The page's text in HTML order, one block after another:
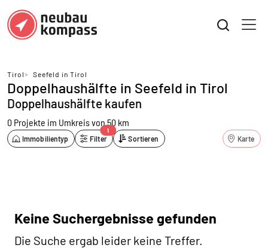
Tirol> Seefeld in Tirol
Doppelhaushälfte in Seefeld in Tirol
Doppelhaushälfte kaufen
0 Projekte im Umkreis von 50 km
Immobilientyp Filter
1
Sortieren Karte
Keine Suchergebnisse gefunden
Die Suche ergab leider keine Treffer.